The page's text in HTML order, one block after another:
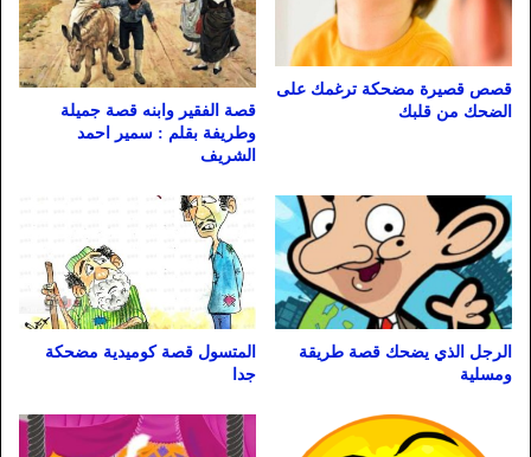
قصص قصيرة مضحكة ترغمك على
الضحك من قلبك
قصة الفقير وابنه قصة جميلة
وطريفة بقلم : سمير احمد
الشريف
الرجل الذي يضحك قصة طريقة
ومسلية
المتسول قصة كوميدية مضحكة
جدا